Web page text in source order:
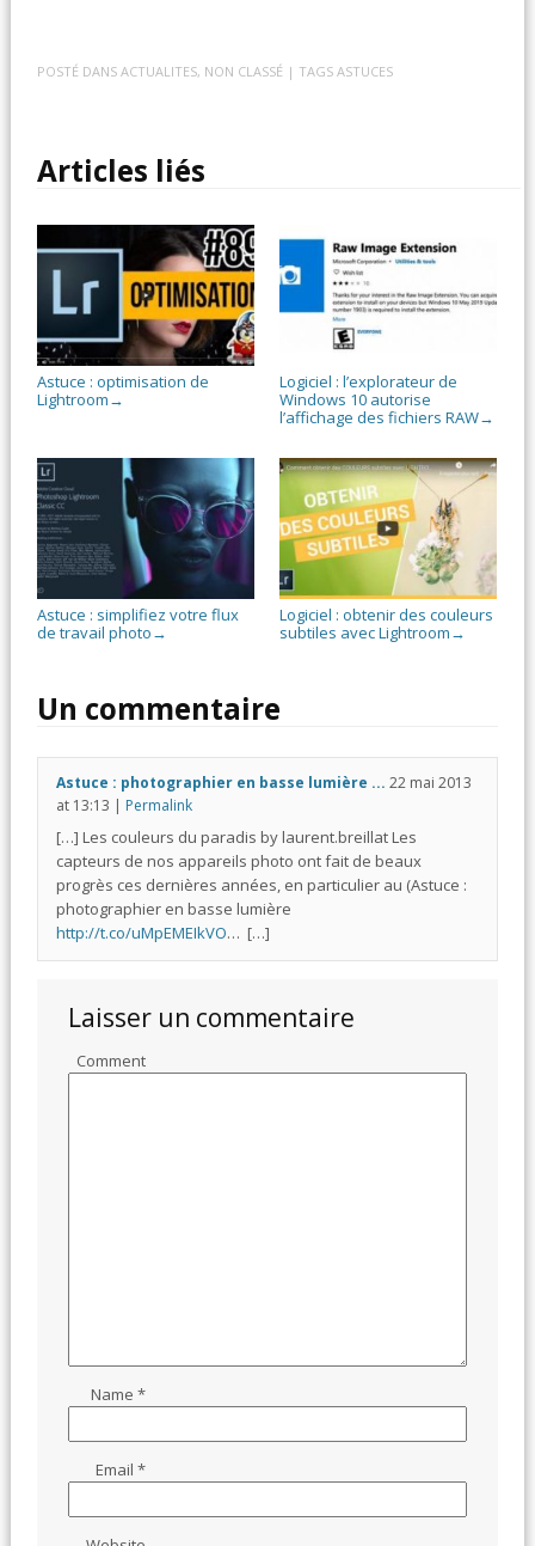
POSTÉ DANSACTUALITES, NON CLASSÉ | TAGSASTUCES
Articles liés
Astuce : optimisation de
Lightroom →
Logiciel : l’explorateur de
Windows 10 autorise
l’affichage des fichiers RAW→
Astuce : simplifiez votre flux
de travail photo →
Logiciel : obtenir des couleurs
subtiles avec Lightroom →
Un commentaire
Astuce : photographier en basse lumière ... 22 mai 2013
at 13:13 | Permalink
[…] Les couleurs du paradis by laurent.breillat Les
capteurs de nos appareils photo ont fait de beaux
progrès ces dernières années, en particulier au (Astuce :
photographier en basse lumière
http://t.co/uMpEMEIkVO… […]
Laisser un commentaire
Comment
Name*
Email*